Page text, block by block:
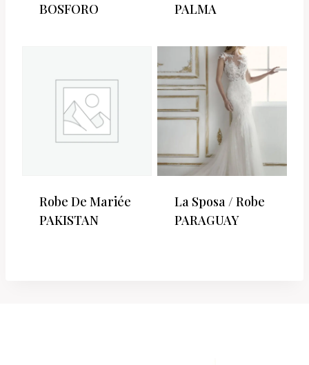
BOSFORO
PALMA
Robe De Mariée
PAKISTAN
La Sposa / Robe
PARAGUAY